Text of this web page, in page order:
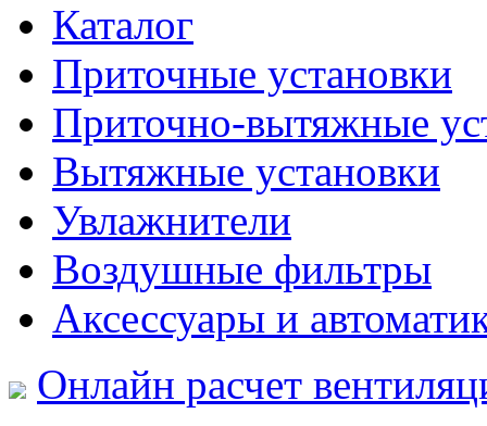
Каталог
Приточные установки
Приточно-вытяжные
Вытяжные установки
Увлажнители
Воздушные фильтры
Аксессуары и
Онлайн расчет